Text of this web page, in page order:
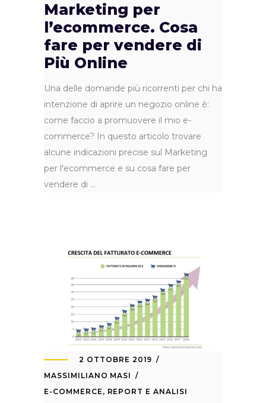
Marketing per
l’ecommerce. Cosa
fare per vendere di
Più Online
Una delle domande più ricorrenti per chi ha
intenzione di aprire un negozio online è:
come faccio a promuovere il mio e-
commerce? In questo articolo trovare
alcune indicazioni precise sul Marketing
per l'ecommerce e su cosa fare per
vendere di
2 OTTOBRE 2019
MASSIMILIANO MASI
E-COMMERCE , REPORT E ANALISI